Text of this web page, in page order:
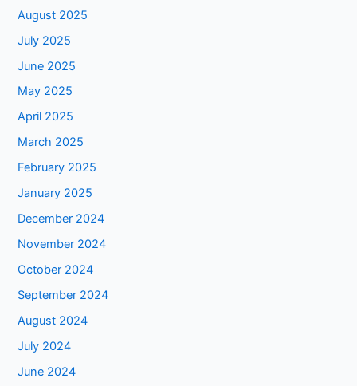
August 2025
July 2025
June 2025
May 2025
April 2025
March 2025
February 2025
January 2025
December 2024
November 2024
October 2024
September 2024
August 2024
July 2024
June 2024